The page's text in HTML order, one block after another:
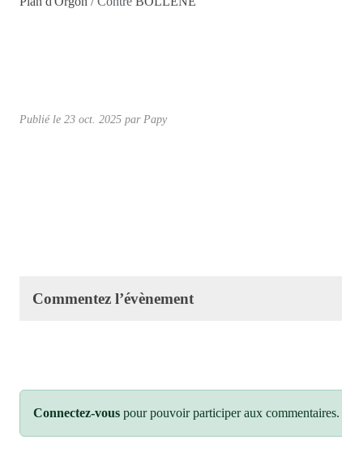
Publié le 23 oct. 2025 par Papy
Commentez l’évènement
Connectez-vous pour pouvoir participer aux commentaires.